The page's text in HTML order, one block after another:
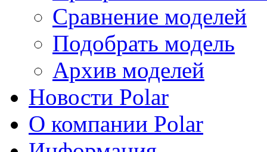
Сравнение моделей
Подобрать модель
Архив моделей
Новости Polar
О компании Polar